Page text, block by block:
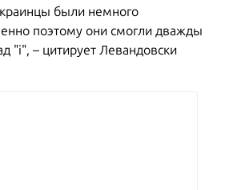
были немного
поэтому они смогли дважды
"і", – цитирует Левандовски